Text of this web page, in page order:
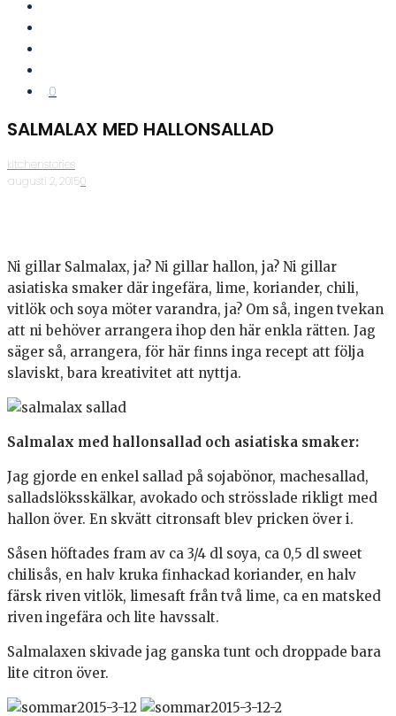
0
SALMALAX MED HALLONSALLAD
kitchenstories
·augusti 2, 2015·0
Ni gillar Salmalax, ja? Ni gillar hallon, ja? Ni gillar
asiatiska smaker där ingefära, lime, koriander, chili,
vitlök och soya möter varandra, ja? Om så, ingen tvekan
att ni behöver arrangera ihop den här enkla rätten. Jag
säger så, arrangera, för här finns inga recept att följa
slaviskt, bara kreativitet att nyttja.
Salmalax med hallonsallad och asiatiska smaker:
Jag gjorde en enkel sallad på sojabönor, machesallad,
salladslöksskälkar, avokado och strösslade rikligt med
hallon över. En skvätt citronsaft blev pricken över i.
Såsen höftades fram av ca 3/4 dl soya, ca 0,5 dl sweet
chilisås, en halv kruka finhackad koriander, en halv
färsk riven vitlök, limesaft från två lime, ca en matsked
riven ingefära och lite havssalt.
Salmalaxen skivade jag ganska tunt och droppade bara
lite citron över.